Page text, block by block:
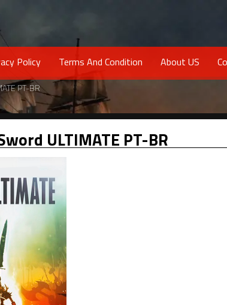
Policy Terms And Condition About US
PT-BR
ULTIMATE PT-BR